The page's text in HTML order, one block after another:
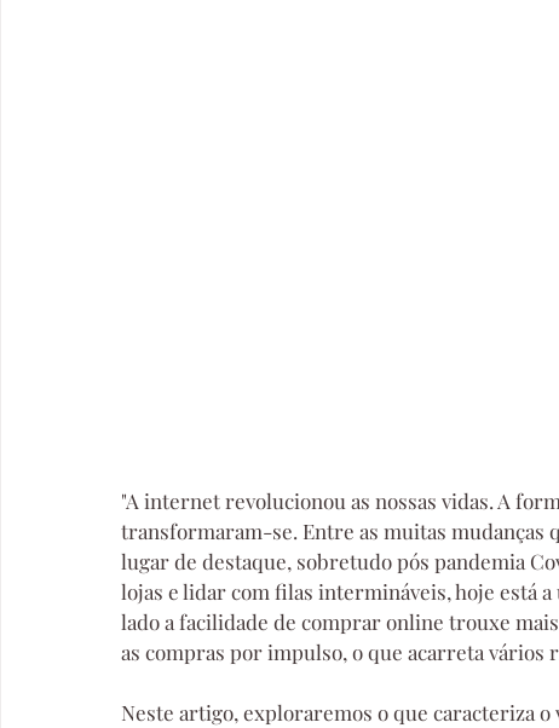
"A internet revolucionou as nossas vidas. A
transformaram-se. Entre as muitas mudanças
lugar de destaque, sobretudo pós pandemia
lojas e lidar com filas intermináveis, hoje está
lado a facilidade de comprar online trouxe
as compras por impulso, o que acarreta vários
Neste artigo, exploraremos o que caracteriza